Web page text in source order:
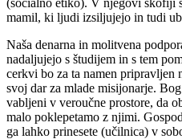
mamil, ki ljudi izsiljujejo in tudi
Naša denarna in molitvena
nadaljujejo s študijem in s tem
cerkvi bo za ta namen
svoj dar za mlade misijonarje.
vabljeni v veroučne prostore, da
malo poklepetamo z njimi.
ga lahko prinesete (učilnica) v